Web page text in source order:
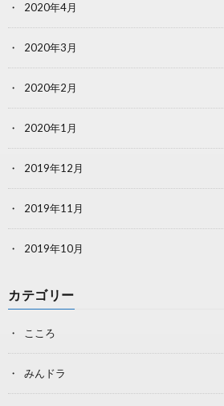
2020年4月
2020年3月
2020年2月
2020年1月
2019年12月
2019年11月
2019年10月
カテゴリー
こころ
みんドラ